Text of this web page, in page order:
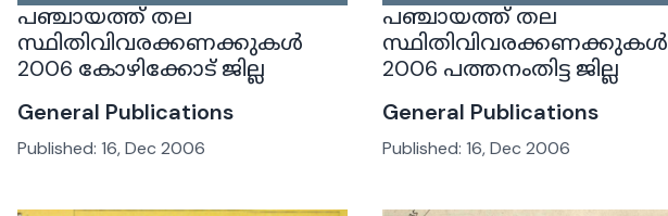
പഞ്ചായത്ത് തല
സ്ഥിതിവിവരക്കണക്കുകൾ
2006 കോഴിക്കോട് ജില്ല
General Publications
Published: 16, Dec 2006
പഞ്ചായത്ത് തല
സ്ഥിതിവിവരക്കണക്കുകൾ
2006 പത്തനംതിട്ട ജില്ല
General Publications
Published: 16, Dec 2006